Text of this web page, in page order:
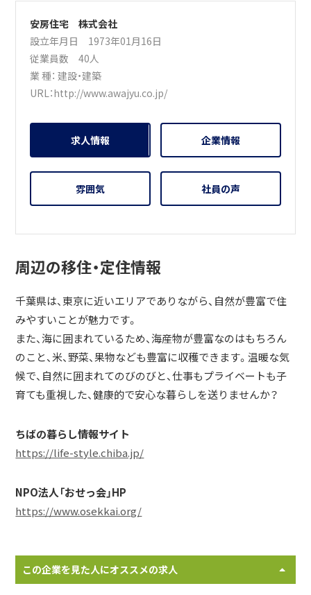
安房住宅 株式会社
設立年月日 1973年01月16日
従業員数 40人
業 種：建設・建築
URL：http://www.awajyu.co.jp/
求人情報 企業情報
雰囲気 社員の声
周辺の移住・定住情報
千葉県は、東京に近いエリアでありながら、自然が豊富で住
みやすいことが魅力です。
また、海に囲まれているため、海産物が豊富なのはもちろん
のこと、米、野菜、果物なども豊富に収穫できます。温暖な気
候で、自然に囲まれてのびのびと、仕事もプライベートも子
育ても重視した、健康的で安心な暮らしを送りませんか？
ちばの暮らし情報サイト
https://life-style.chiba.jp/
NPO法人「おせっ会」HP
https://www.osekkai.org/
この企業を見た人にオススメの求人